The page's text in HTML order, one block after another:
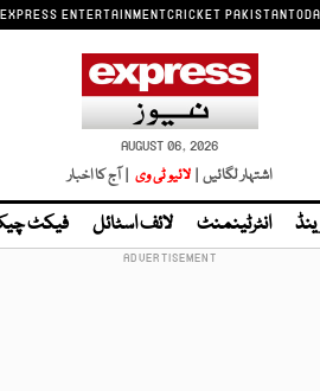
EXPRESS ENTERTAINMENTCRICKET PAKISTAN
AUGUST 06, 2026
اشتہار لگائیں | لائیو ٹی وی | آج کا اخبار
انٹرٹینمنٹ لائف اسٹائل فیکٹ